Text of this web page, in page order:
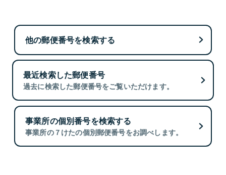
他の郵便番号を検索する
最近検索した郵便番号
過去に検索した郵便番号をご覧いただけます。
事業所の個別番号を検索する
事業所の７けたの個別郵便番号をお調べします。